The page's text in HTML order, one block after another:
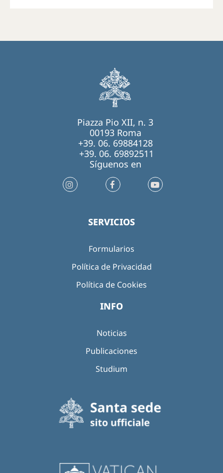
Piazza Pio XII, n. 3
00193 Roma
+39. 06. 69884128
+39. 06. 69892511
Síguenos en
SERVICIOS
Formularios
Política de Privacidad
Política de Cookies
INFO
Noticias
Publicaciones
Studium